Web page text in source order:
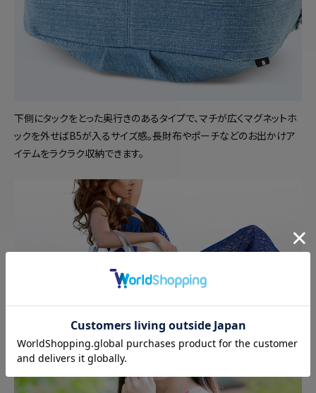
下側にタックをとった奥行きのあるタイプで、マチが広くマグネットホ
ックを外せばB5が入るサイズ感。長財布やポーチなどのお出かけア
イテムをラクラク収納できます。